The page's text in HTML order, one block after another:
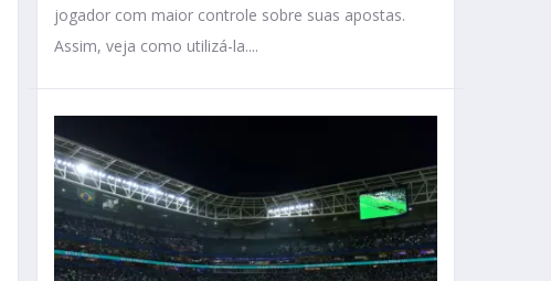
jogador com maior controle sobre suas apostas.
Assim, veja como utilizá-la....